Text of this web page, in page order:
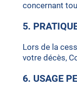
concernant
5.
Lors de la
votre décès,
6. USAGE